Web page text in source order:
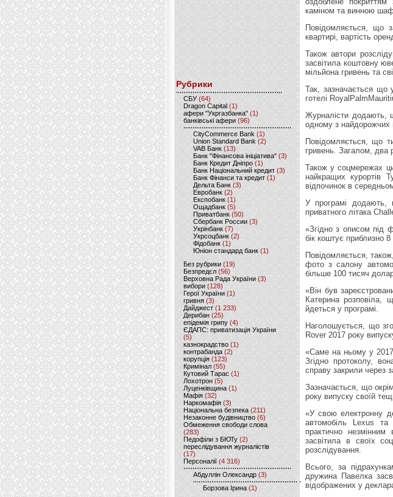
Рубрики
CБУ (64)
Dragon Capital (1)
афери "Укргазбанка" (1)
банківські афери (96)
CityCommerce Bank (1)
Union Standard Bank (2)
VAB Банк (13)
Банк "Фінансова ініціатива" (3)
Банк Кредит Дніпро (1)
Банк Національний кредит (3)
Банк Фінанси та кредит (1)
Дельта Банк (3)
Евробанк(2)
Експобанк (1)
Ощадбанк(5)
Приватбанк (50)
Сбербанк России (3)
Укрінбанк(7)
Укрсоцбанк (2)
Фідобанк (1)
Юніон стандард банк(1)
Без рубрики (19)
Безпредєл(56)
Верховна Рада України (3)
вибори(128)
Герої України(1)
гривня (3)
Дайджест (1 233)
Дерибан (25)
епідемія грипу (4)
ЄДАПС: приватизація України
(5)
казнокрадство (1)
контрабанда (2)
корупція (123)
Кримінал (55)
Кутовий Тарас (1)
Лохотрон(5)
Луценківщина (1)
Мафія (32)
Наркомафія (3)
Національна безпека (211)
Незаконне будівництво(6)
Обмеження свободи слова
(283)
Педофіли з БЮТу (2)
переслідування журналістів
(17)
Персоналії (4 316)
Абдуллін Олександр (3)
Борзова Ірина(1)
каміном та винною
Повідомляється, що
квартирі, вартість
Також автори
засвітила коштовну
мільйона гривень та
Так, зазначається що
готелі
Журналісти додають,
одному з найдорожчих
Повідомляється, що
гривень. Загалом, два
Також у соцмережах
найкращих курортів
відпочинок в
У програмі додають,
приватного літака
«Згідно з описом під
бік коштує приблизно
Повідомляється,
фото з салону
більше 100 тисяч
«Він був
Катерина розповіла,
йдеться у програмі.
Наголошується, що
Rover 2017 року
«Саме на ньому у 2017
Згідно протоколу,
справу закрили через
Зазначається, що
року випуску своїй
«У свою електронну
автомобіль Lexus та
практично
засвітила в своїх
розслідування.
Всього, за
дружина Павелка
відображених у